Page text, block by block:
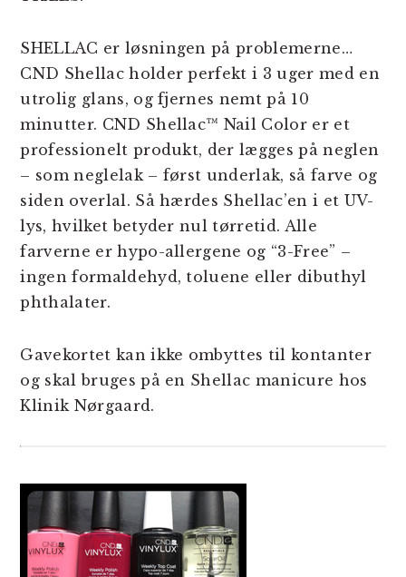
SHELLAC er løsningen på problemerne…
CND Shellac holder perfekt i 3 uger med en
utrolig glans, og fjernes nemt på 10
minutter. CND Shellac™ Nail Color er et
professionelt produkt, der lægges på neglen
– som neglelak – først underlak, så farve og
siden overlal. Så hærdes Shellac’en i et UV-
lys, hvilket betyder nul tørretid. Alle
farverne er hypo-allergene og “3-Free” –
ingen formaldehyd, toluene eller dibuthyl
phthalater.
Gavekortet kan ikke ombyttes til kontanter
og skal bruges på en Shellac manicure hos
Klinik Nørgaard.